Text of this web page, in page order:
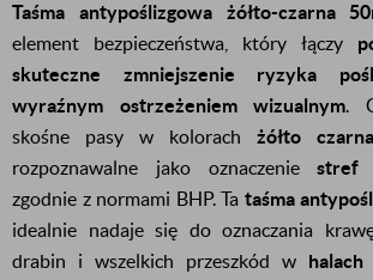
Taśma antypoślizgowa żółto-czarna
element bezpieczeństwa, który łączy
skuteczne zmniejszenie ryzyka
wyraźnym ostrzeżeniem wizualnym.
skośne pasy w kolorach żółto czarna
rozpoznawalne jako oznaczeniestref
zgodnie z normami BHP. Ta taśma
idealnie nadaje się do oznaczania
drabin i wszelkich przeszkód w